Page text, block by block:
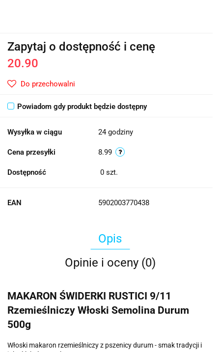
Zapytaj o dostępność i cenę
20.90
Do przechowalni
Powiadom gdy produkt będzie dostępny
Wysyłka w ciągu 24 godziny
Cena przesyłki 8.99
Dostępność 0 szt.
EAN 5902003770438
Opis
Opinie i oceny (0)
MAKARON ŚWIDERKI RUSTICI 9/11
Rzemieślniczy Włoski Semolina Durum
500g
Włoski makaron rzemieślniczy z pszenicy durum - smak tradycji i